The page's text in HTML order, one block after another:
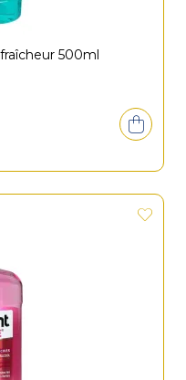
500ml